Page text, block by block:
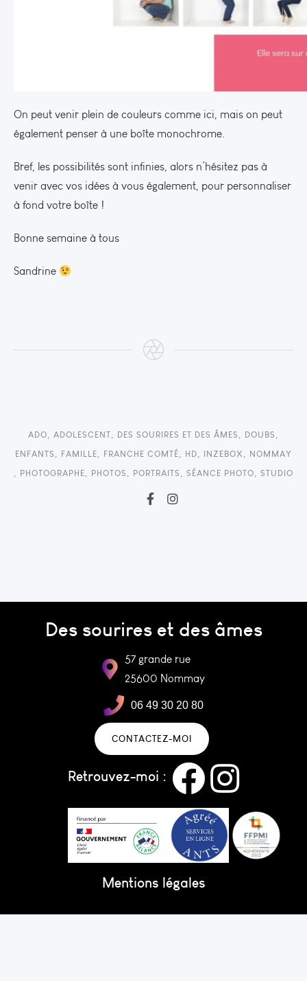
On peut venir plein de couleurs comme ici, mais on peut
également penser à une boîte monochrome.
Bref, les possibilités sont infinies, alors n’hésitez pas à
venir avec vos idées à vous également, pour personnaliser
à fond votre boîte !
Bonne semaine à tous
Sandrine
ADO, ADOLESCENT, DES SOURIRES ET DES ÂMES , DOUBS ,
ENFANTS , FAMILLE, FRANCHE COMTÉ, HD, INZEBOX , NOMMAY
, PHOTOGRAPHE, PHOTOS , PORTRAITS , SÉANCE PHOTO, STUDIO
Des sourires et des âmes
57 grande rue
25600 Nommay
06 49 30 20 80
CONTACTEZ-MOI
Retrouvez-moi :
Mentions légales